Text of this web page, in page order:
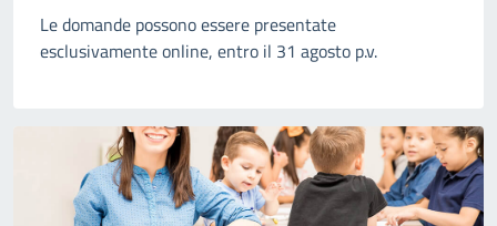
Le domande possono essere presentate
esclusivamente online, entro il 31 agosto p.v.